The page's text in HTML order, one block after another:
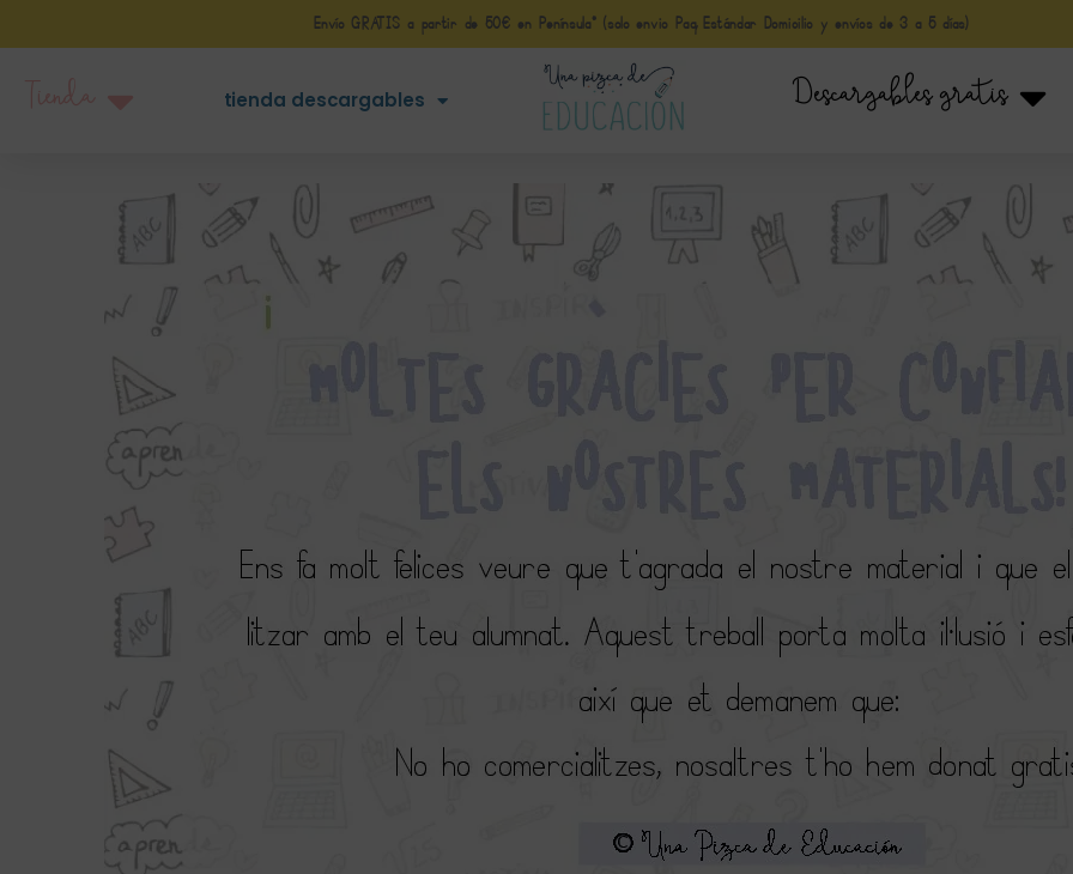
Envío GRATIS a partir de 50€ en Península* (solo envio Paq Estándar Domicilio y envíos de 3 a 5 días)
tienda descargables Descargables gratis